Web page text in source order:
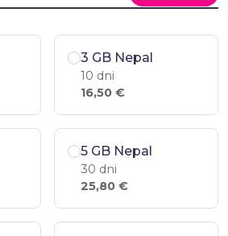
3 GB Nepal
10 dni
16,50 €
5 GB Nepal
30 dni
25,80 €